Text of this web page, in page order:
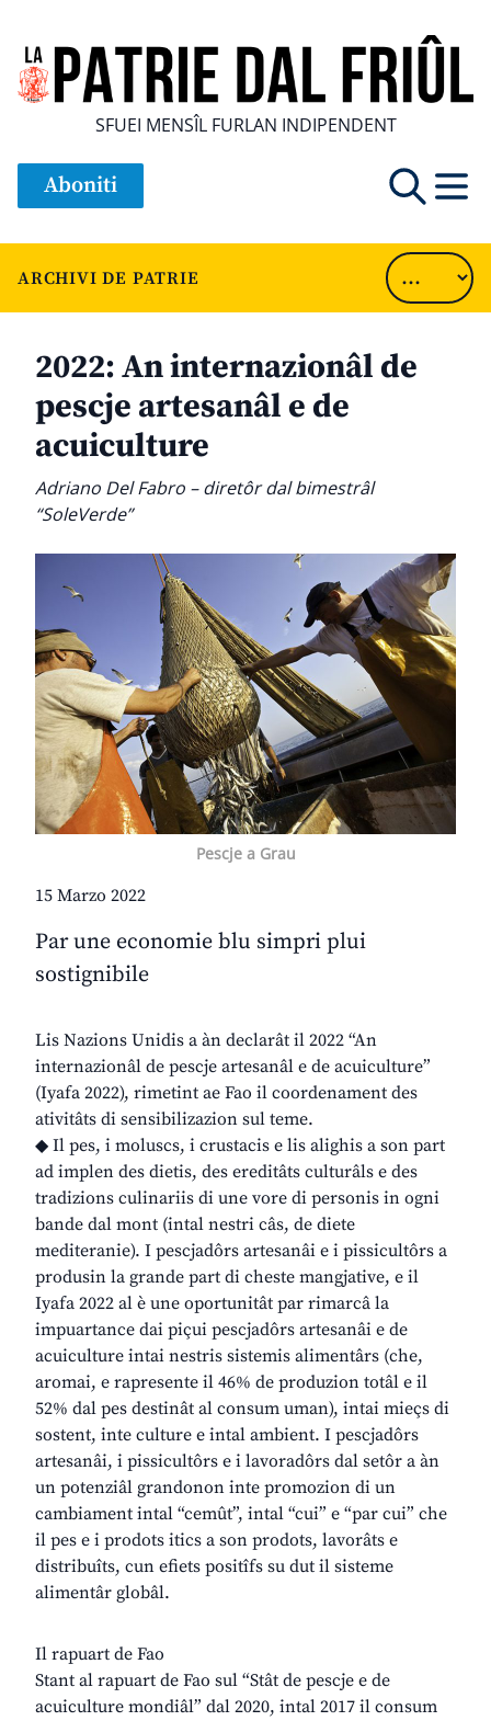
SFUEI MENSÎL FURLAN INDIPENDENT
Aboniti
ARCHIVI DE PATRIE
2022: An internazionâl de
pescje artesanâl e de
acuiculture
Adriano Del Fabro – diretôr dal bimestrâl
“SoleVerde”
Pescje a Grau
15 Marzo 2022
Par une economie blu simpri plui
sostignibile
Lis Nazions Unidis a àn declarât il 2022 “An
internazionâl de pescje artesanâl e de acuiculture”
(Iyafa 2022), rimetint ae Fao il coordenament des
ativitâts di sensibilizazion sul teme.
◆ Il pes, i moluscs, i crustacis e lis alighis a son part
ad implen des dietis, des ereditâts culturâls e des
tradizions culinariis di une vore di personis in ogni
bande dal mont (intal nestri câs, de diete
mediteranie). I pescjadôrs artesanâi e i pissicultôrs a
produsin la grande part di cheste mangjative, e il
Iyafa 2022 al è une oportunitât par rimarcâ la
impuartance dai piçui pescjadôrs artesanâi e de
acuiculture intai nestris sistemis alimentârs (che,
aromai, e rapresente il 46% de produzion totâl e il
52% dal pes destinât al consum uman), intai mieçs di
sostent, inte culture e intal ambient. I pescjadôrs
artesanâi, i pissicultôrs e i lavoradôrs dal setôr a àn
un potenziâl grandonon inte promozion di un
cambiament intal “cemût”, intal “cui” e “par cui” che
il pes e i prodots itics a son prodots, lavorâts e
distribuîts, cun efiets positîfs su dut il sisteme
alimentâr globâl.
Il rapuart de Fao
Stant al rapuart de Fao sul “Stât de pescje e de
acuiculture mondiâl” dal 2020, intal 2017 il consum